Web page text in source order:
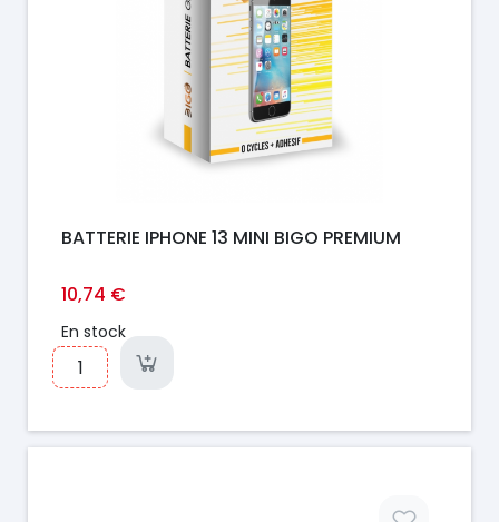
BATTERIE IPHONE 13 MINI BIGO PREMIUM
10,74 €
En stock